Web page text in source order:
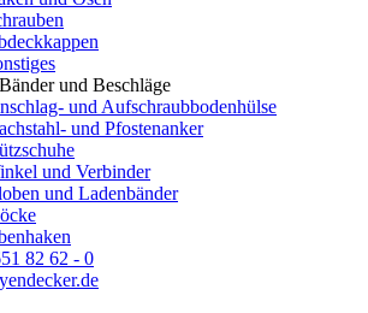
und Beschläge
und Aufschraubbodenhülse
und Pfostenanker
und Verbinder
und Ladenbänder
82 62 - 0